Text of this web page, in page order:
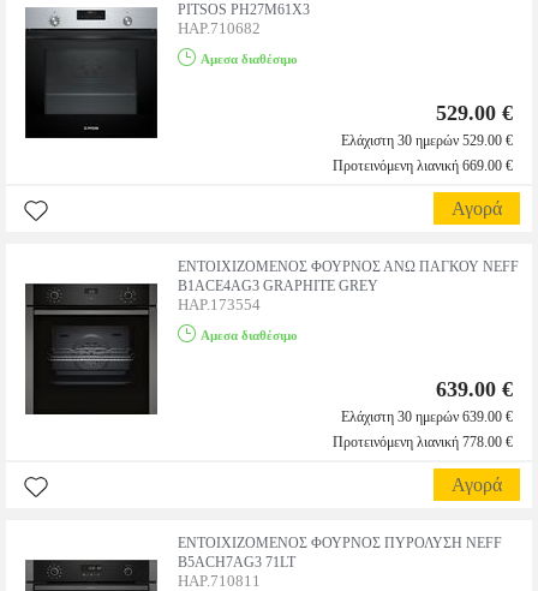
PITSOS PH27M61X3
HAP.710682
Αμεσα διαθέσιμο
529.00 €
Ελάχιστη 30 ημερών 529.00 €
Προτεινόμενη λιανική 669.00 €
Αγορά
ΕΝΤΟΙΧΙΖΟΜΕΝΟΣ ΦΟΥΡΝΟΣ ΑΝΩ ΠΑΓΚΟΥ NEFF
B1ACE4AG3 GRAPHITE GREY
HAP.173554
Αμεσα διαθέσιμο
639.00 €
Ελάχιστη 30 ημερών 639.00 €
Προτεινόμενη λιανική 778.00 €
Αγορά
ΕΝΤΟΙΧΙΖΟΜΕΝΟΣ ΦΟΥΡΝΟΣ ΠΥΡΟΛΥΣΗ NEFF
B5ACH7AG3 71LT
HAP.710811